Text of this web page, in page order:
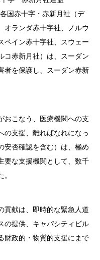
国赤十字・赤新月社（デ
オランダ赤十字社、ノルウ
ペイン赤十字社、スウェー
コ赤新月社）は、スーダン
者を保護し、スーダン赤新
おこなう、医療機関への支
の支援、離ればなれになっ
安否確認を含む）は、極め
要な支援機関として、数千
貢献は、即時的な緊急人道
の提供、キャパシティビル
財政的・物質的支援にまで